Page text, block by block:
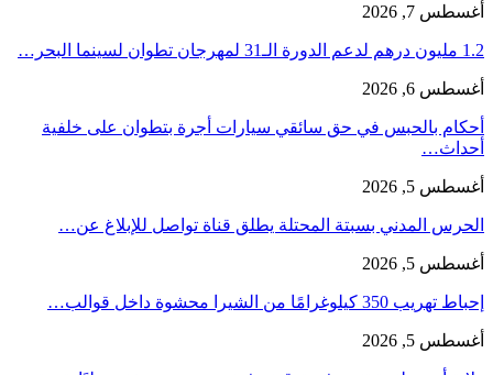
أغسطس 7, 2026
1.2 مليون درهم لدعم الدورة الـ31 لمهرجان تطوان لسينما البحر…
أغسطس 6, 2026
أحكام بالحبس في حق سائقي سيارات أجرة بتطوان على خلفية
أحداث…
أغسطس 5, 2026
الحرس المدني بسبتة المحتلة يطلق قناة تواصل للإبلاغ عن…
أغسطس 5, 2026
إحباط تهريب 350 كيلوغرامًا من الشيرا محشوة داخل قوالب…
أغسطس 5, 2026